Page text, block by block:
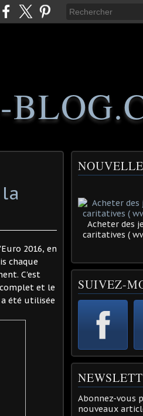
2016, en
chaque
C'est
et le
été utilisée
Acheter des
caritatives (
SUIVEZ-
Abonnez-vous
nouveaux